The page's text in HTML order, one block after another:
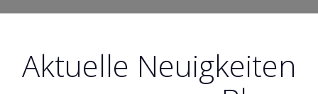
Aktuelle Neuigkeiten